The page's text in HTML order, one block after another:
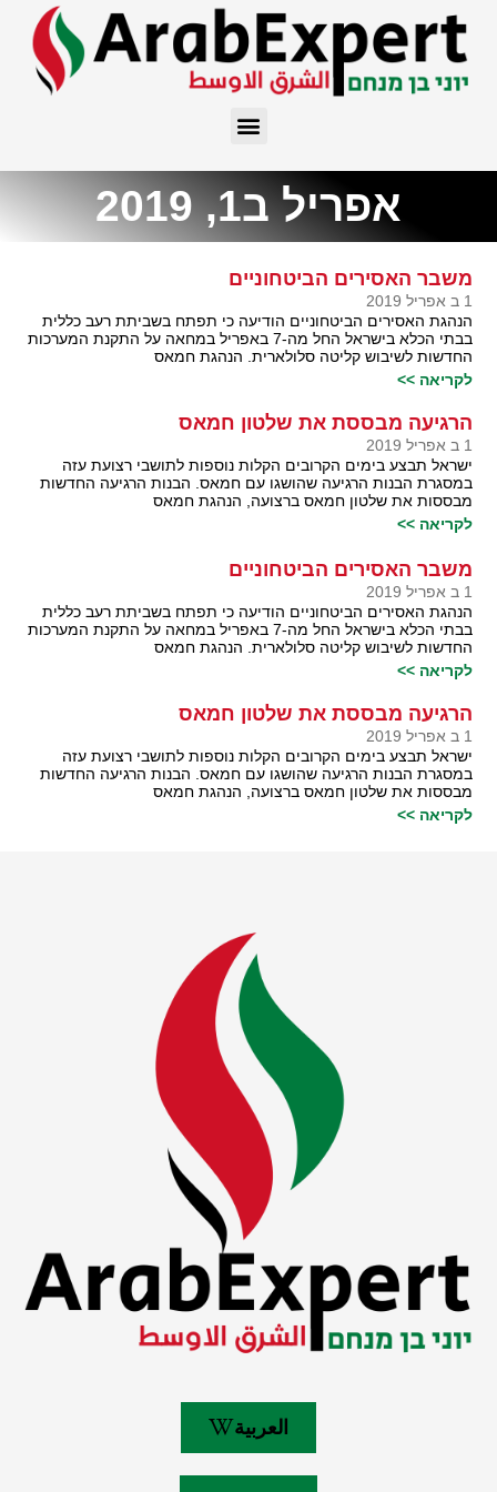
אפריל ב1, 2019
משבר האסירים הביטחוניים
1 ב אפריל 2019
הנהגת האסירים הביטחוניים הודיעה כי תפתח בשביתת רעב כללית
בבתי הכלא בישראל החל מה-7 באפריל במחאה על התקנת המערכות
החדשות לשיבוש קליטה סלולארית. הנהגת חמאס
לקריאה >>
הרגיעה מבססת את שלטון חמאס
1 ב אפריל 2019
ישראל תבצע בימים הקרובים הקלות נוספות לתושבי רצועת עזה
במסגרת הבנות הרגיעה שהושגו עם חמאס. הבנות הרגיעה החדשות
מבססות את שלטון חמאס ברצועה, הנהגת חמאס
לקריאה >>
משבר האסירים הביטחוניים
1 ב אפריל 2019
הנהגת האסירים הביטחוניים הודיעה כי תפתח בשביתת רעב כללית
בבתי הכלא בישראל החל מה-7 באפריל במחאה על התקנת המערכות
החדשות לשיבוש קליטה סלולארית. הנהגת חמאס
לקריאה >>
הרגיעה מבססת את שלטון חמאס
1 ב אפריל 2019
ישראל תבצע בימים הקרובים הקלות נוספות לתושבי רצועת עזה
במסגרת הבנות הרגיעה שהושגו עם חמאס. הבנות הרגיעה החדשות
מבססות את שלטון חמאס ברצועה, הנהגת חמאס
לקריאה >>
العربية